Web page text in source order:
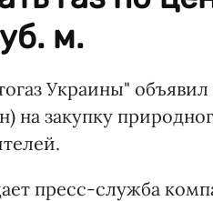
м.
Украины"
на закупку
пресс-служба